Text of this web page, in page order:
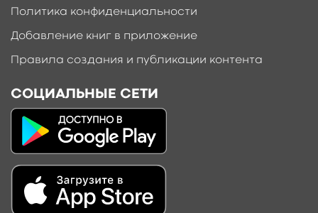
Политика конфиденциальности
Добавление книг в приложение
Правила создания и публикации контента
СОЦИАЛЬНЫЕ СЕТИ